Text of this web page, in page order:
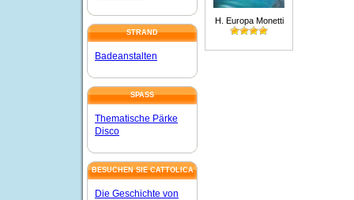
STRAND
Badeanstalten
SPASS
Thematische Pärke
Disco
BESUCHEN SIE CATTOLICA
Die Geschichte von
H. Europa Monetti